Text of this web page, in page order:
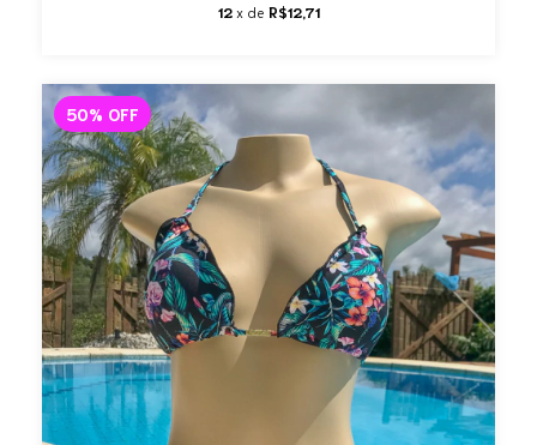
12 x de R$12,71
50% OFF